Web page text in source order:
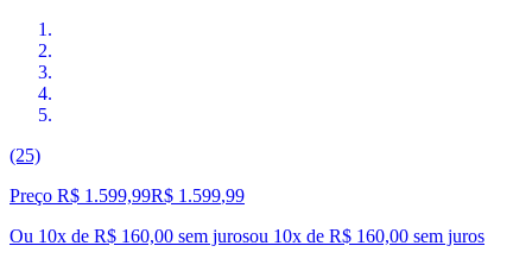
(25)
Preço R$ 1.599,99R$ 1.599,99
Ou 10x de R$ 160,00 sem jurosou 10x de R$ 160,00 sem juros